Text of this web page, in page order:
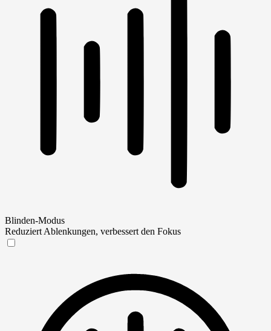
Blinden-Modus
Reduziert Ablenkungen, verbessert den Fokus